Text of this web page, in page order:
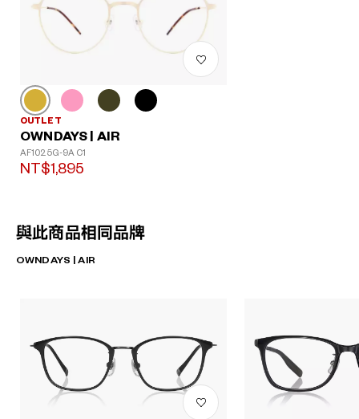
OUTLET
OWNDAYS | AIR
AF1025G-9A C1
NT$1,895
與此商品相同品牌
OWNDAYS | AIR